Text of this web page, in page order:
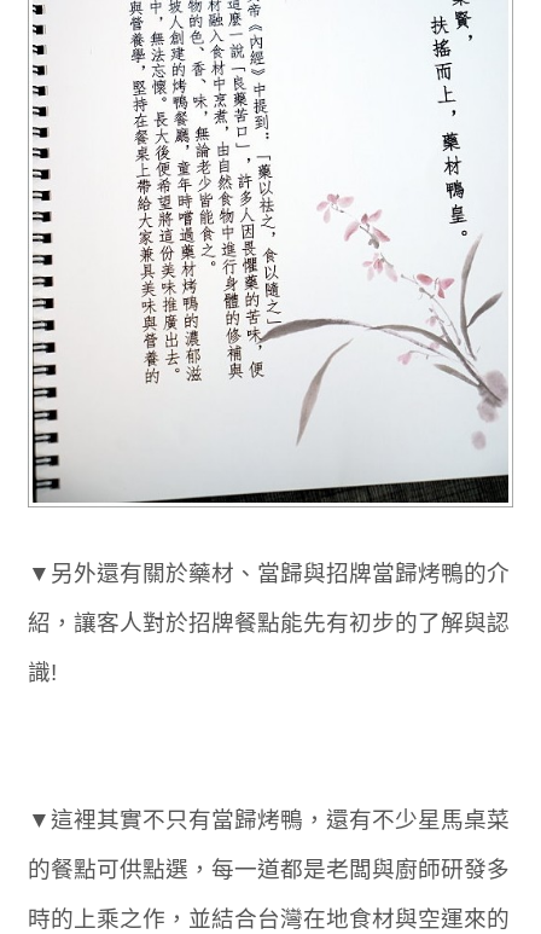
▼另外還有關於藥材、當歸與招牌當歸烤鴨的介
紹，讓客人對於招牌餐點能先有初步的了解與認
識!
▼這裡其實不只有當歸烤鴨，還有不少星馬桌菜
的餐點可供點選，每一道都是老闆與廚師研發多
時的上乘之作，並結合台灣在地食材與空運來的